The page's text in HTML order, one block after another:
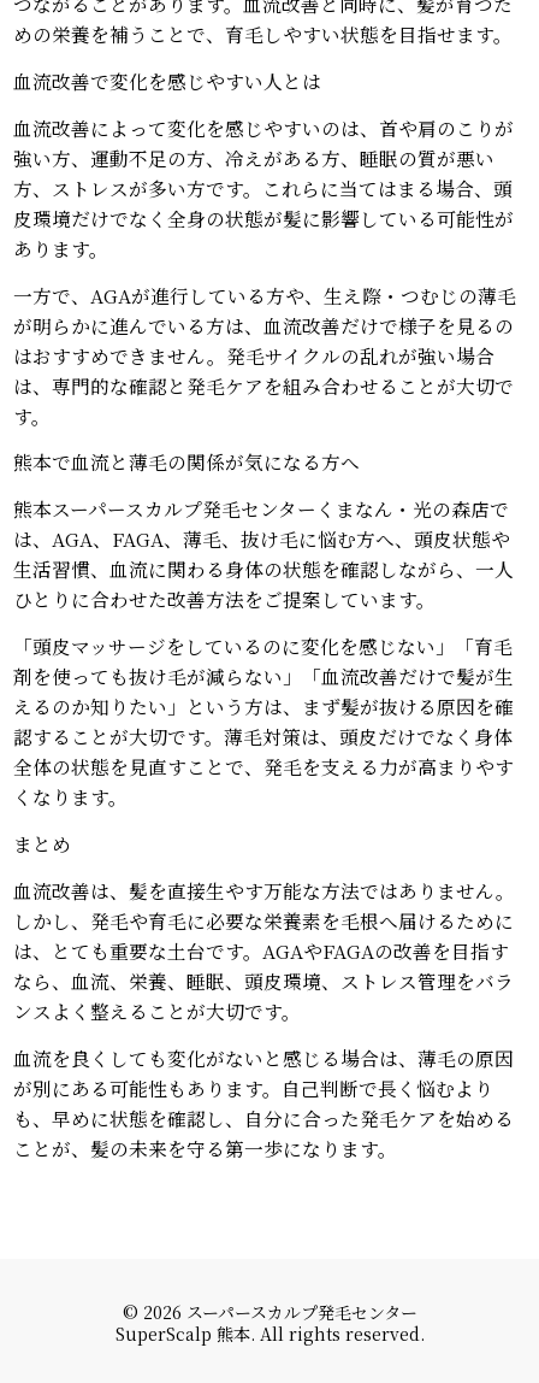
めの栄養を補うことで、育毛しやすい状態を目指せます。
血流改善で変化を感じやすい人とは
血流改善によって変化を感じやすいのは、首や肩のこりが
強い方、運動不足の方、冷えがある方、睡眠の質が悪い
方、ストレスが多い方です。これらに当てはまる場合、頭
皮環境だけでなく全身の状態が髪に影響している可能性が
あります。
一方で、AGAが進行している方や、生え際・つむじの薄毛
が明らかに進んでいる方は、血流改善だけで様子を見るの
はおすすめできません。発毛サイクルの乱れが強い場合
は、専門的な確認と発毛ケアを組み合わせることが大切で
す。
熊本で血流と薄毛の関係が気になる方へ
熊本スーパースカルプ発毛センターくまなん・光の森店で
は、AGA、FAGA、薄毛、抜け毛に悩む方へ、頭皮状態や
生活習慣、血流に関わる身体の状態を確認しながら、一人
ひとりに合わせた改善方法をご提案しています。
「頭皮マッサージをしているのに変化を感じない」「育毛
剤を使っても抜け毛が減らない」「血流改善だけで髪が生
えるのか知りたい」という方は、まず髪が抜ける原因を確
認することが大切です。薄毛対策は、頭皮だけでなく身体
全体の状態を見直すことで、発毛を支える力が高まりやす
くなります。
まとめ
血流改善は、髪を直接生やす万能な方法ではありません。
しかし、発毛や育毛に必要な栄養素を毛根へ届けるために
は、とても重要な土台です。AGAやFAGAの改善を目指す
なら、血流、栄養、睡眠、頭皮環境、ストレス管理をバラ
ンスよく整えることが大切です。
血流を良くしても変化がないと感じる場合は、薄毛の原因
が別にある可能性もあります。自己判断で長く悩むより
も、早めに状態を確認し、自分に合った発毛ケアを始める
ことが、髪の未来を守る第一歩になります。
© 2026 スーパースカルプ発毛センター
SuperScalp 熊本. All rights reserved.